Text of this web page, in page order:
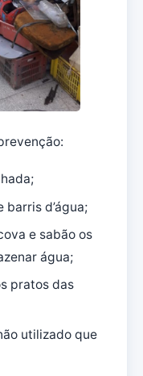
d’água;
e sabão os
água;
pratos das
utilizado que